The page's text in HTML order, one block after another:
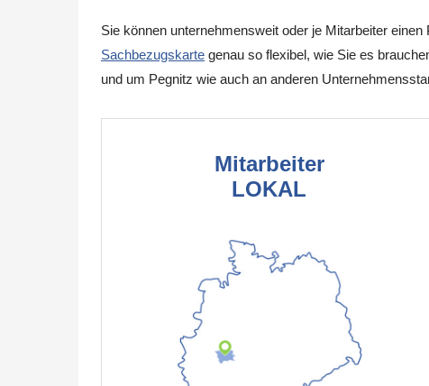
Sie können unternehmensweit oder je Mitarbeiter
Sachbezugskarte genau so flexibel, wie Sie es
und um Pegnitz wie auch an anderen
Mitarbeiter
LOKAL